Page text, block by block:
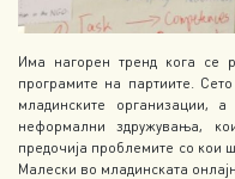
Има нагорен тренд кога се
програмите на партиите.
младинските организации,
неформални здружувања,
предочија проблемите со кои
Малески во младинската